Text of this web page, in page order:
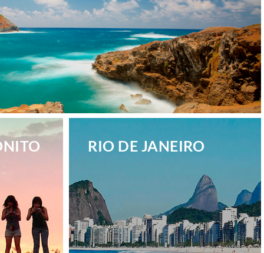
RIO DE JANEIRO